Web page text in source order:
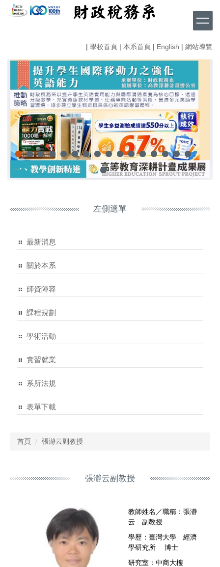
到
容
| 學校首頁 | 本系首頁 | English | 網站導覽
左側選單
最新消息
關於本系
師資陣容
課程規劃
學術活動
實習就業
系所法規
表單下載
首頁 張瀞云副教授
張瀞云副教授
教師姓名／職稱：張瀞
云 副教授
學歷：臺灣大學 經濟
學研究所 博士
研究室：中商大樓